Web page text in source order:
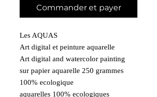
Commander et payer
Les AQUAS
Art digital et peinture aquarelle
Art digital and watercolor painting
sur papier aquarelle 250 grammes
100% ecologique
aquarelles 100% ecologiques